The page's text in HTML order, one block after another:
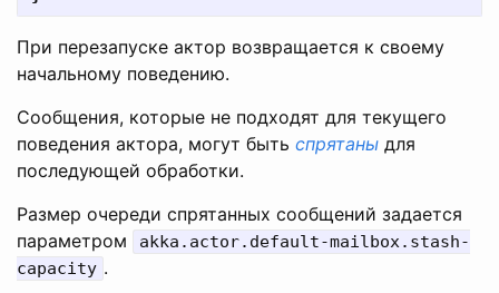
При перезапуске актор возвращается к своему
начальному поведению.
Сообщения, которые не подходят для текущего
поведения актора, могут быть спрятаны для
последующей обработки.
Размер очереди спрятанных сообщений задается
параметром
akka.actor.default-mailbox.stash-
capacity .